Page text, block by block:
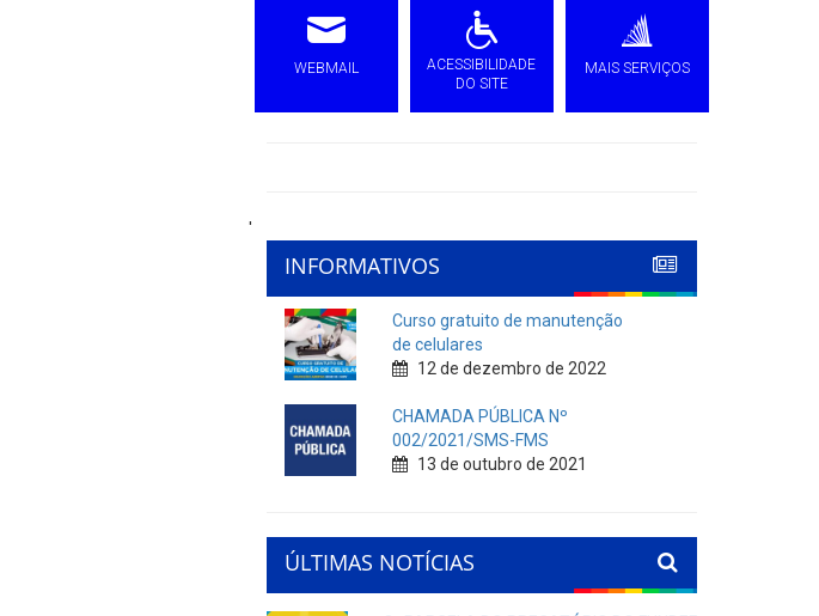
WEBMAIL
ACESSIBILIDADE
DO SITE
MAIS SERVIÇOS
'
INFORMATIVOS
Curso gratuito de manutenção
de celulares
12 de dezembro de 2022
CHAMADA PÚBLICA Nº
002/2021/SMS-FMS
13 de outubro de 2021
ÚLTIMAS NOTÍCIAS